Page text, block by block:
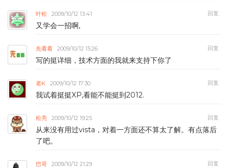
叶松 2009/10/12 13:41 回复
又学会一招啊,
先看看 2009/10/12 15:26 回复
写的挺详细，技术方面的我就来支持下你了
老K 2009/10/12 17:30 回复
我试着挺挺XP,看能不能挺到2012.
松亮 2009/10/12 19:25 回复
从来没有用过vista，对着一方面还不算太了解。有点落后
了吧。
巴哥 2009/10/12 21:29 回复